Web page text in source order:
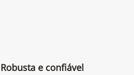
Robusta e confiável